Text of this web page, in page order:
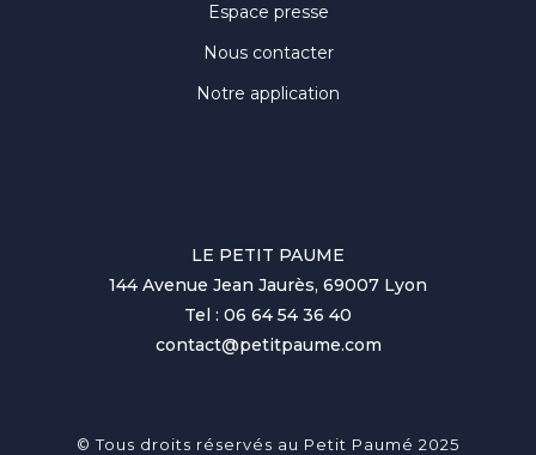
Espace presse
Nous contacter
Notre application
LE PETIT PAUME
144 Avenue Jean Jaurès, 69007 Lyon
Tel : 06 64 54 36 40
contact@petitpaume.com
© Tous droits réservés au Petit Paumé 2025